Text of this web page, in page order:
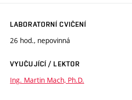
LABORATORNÍ CVIČENÍ
26 hod., nepovinná
VYUČUJÍCÍ / LEKTOR
Ing. Martin Mach, Ph.D.